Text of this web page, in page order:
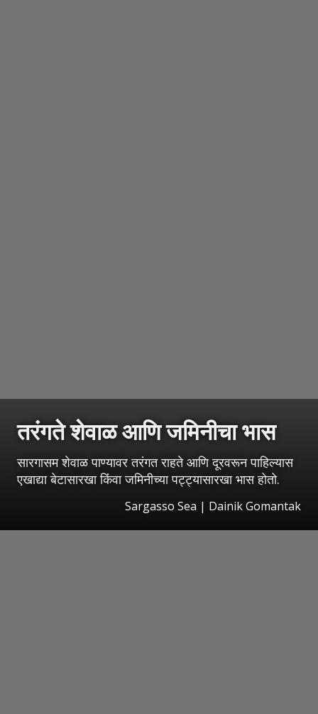
तरंगते शेवाळ आणि जमिनीचा भास
सारगासम शेवाळ पाण्यावर तरंगत राहते आणि दूरवरून पाहिल्यास
एखाद्या बेटासारखा किंवा जमिनीच्या पट्ट्यासारखा भास होतो.
Sargasso Sea | Dainik Gomantak